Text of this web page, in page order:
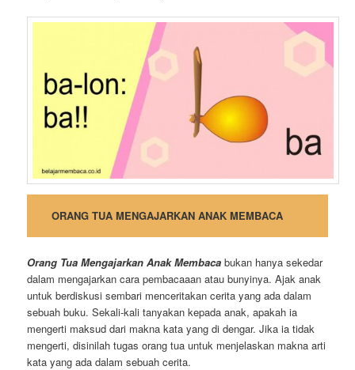
ORANG TUA MENGAJARKAN ANAK MEMBACA
Orang Tua Mengajarkan Anak Membaca bukan hanya sekedar
dalam mengajarkan cara pembacaaan atau bunyinya. Ajak anak
untuk berdiskusi sembari menceritakan cerita yang ada dalam
sebuah buku. Sekali-kali tanyakan kepada anak, apakah ia
mengerti maksud dari makna kata yang di dengar. Jika ia tidak
mengerti, disinilah tugas orang tua untuk menjelaskan makna arti
kata yang ada dalam sebuah cerita.